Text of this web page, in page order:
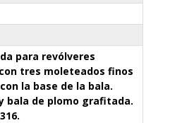
para revólveres
tres moleteados finos
la base de la bala.
bala de plomo grafitada.